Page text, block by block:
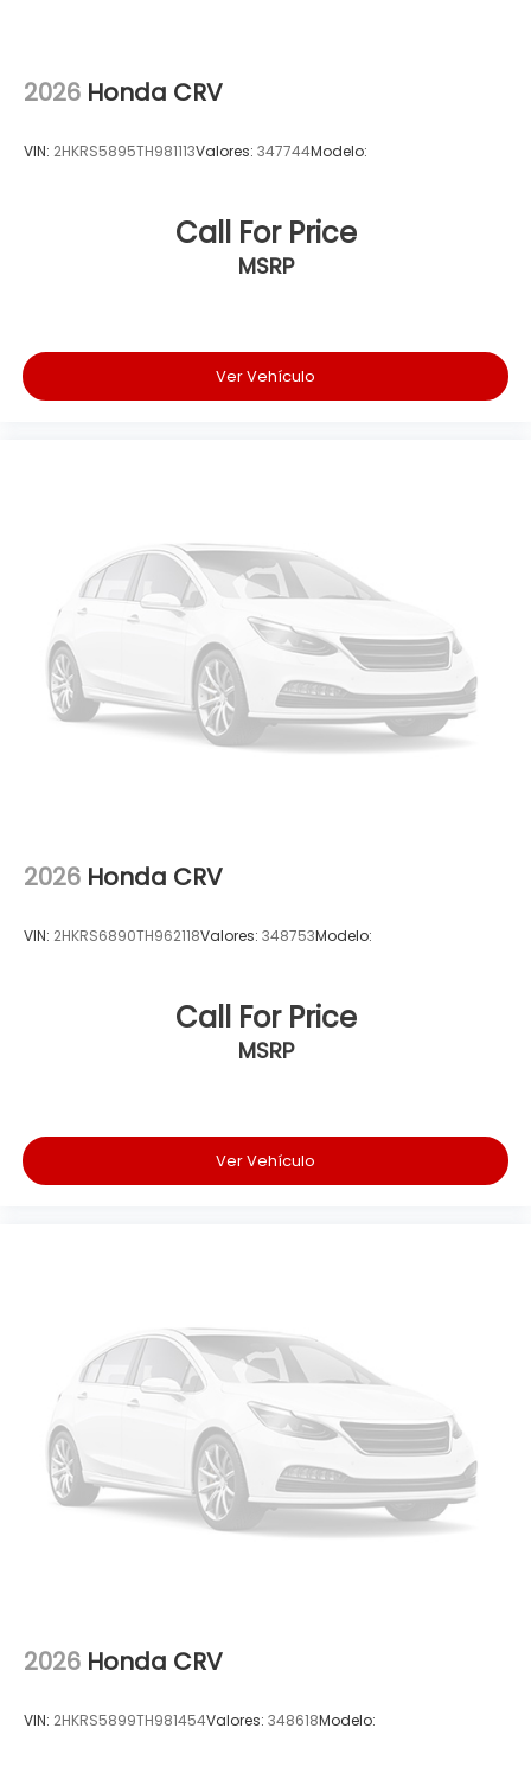
2026 Honda CRV
VIN: 2HKRS5895TH981113Valores: 347744Modelo:
Call For Price
MSRP
Ver Vehículo
2026 Honda CRV
VIN: 2HKRS6890TH962118Valores: 348753Modelo:
Call For Price
MSRP
Ver Vehículo
2026 Honda CRV
VIN: 2HKRS5899TH981454Valores: 348618Modelo: